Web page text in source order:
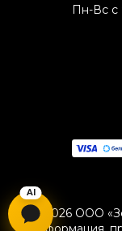
Пн-Вс с
© 2026 ООО